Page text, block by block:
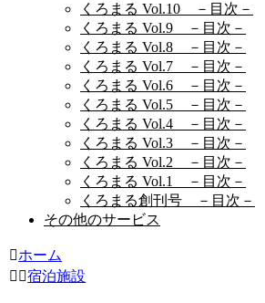
くろまる Vol.10 －目次－
くろまる Vol.9 －目次－
くろまる Vol.8 －目次－
くろまる Vol.7 －目次－
くろまる Vol.6 －目次－
くろまる Vol.5 －目次－
くろまる Vol.4 －目次－
くろまる Vol.3 －目次－
くろまる Vol.2 －目次－
くろまる Vol.1 －目次－
くろまる創刊号 －目次－
その他のサービス
ホーム
宿泊施設